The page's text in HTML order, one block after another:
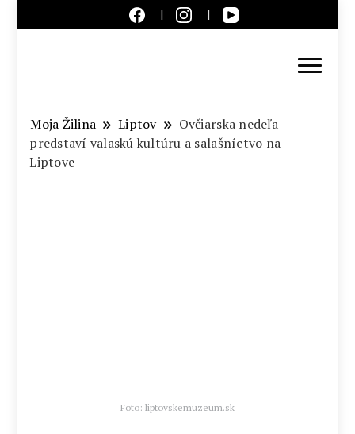
Slovensko
Moja Žilina Liptov
Ovčiarska nedeľa
predstaví valaskú kultúru a salašníctvo na
Liptove
Foto: liptovskemuzeum.sk